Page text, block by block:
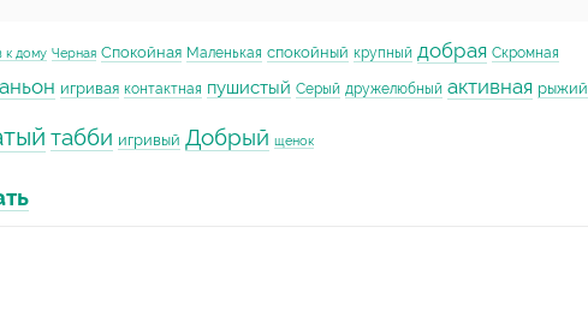
к дому Черная Спокойная Маленькая спокойный крупный добрая Скромная
игривая контактная пушистый Серый дружелюбный активная рыжий
табби игривый Добрый щенок